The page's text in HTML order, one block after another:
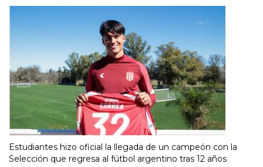
Estudiantes hizo oficial la llegada de un campeón con la
Selección que regresa al fútbol argentino tras 12 años